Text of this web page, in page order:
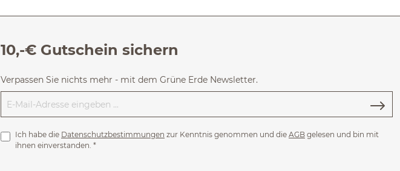
10,-€ Gutschein sichern
Verpassen Sie nichts mehr - mit dem Grüne Erde Newsletter.
Ich habe die Datenschutzbestimmungen zur Kenntnis genommen und die AGB gelesen und bin mit
ihnen einverstanden. *